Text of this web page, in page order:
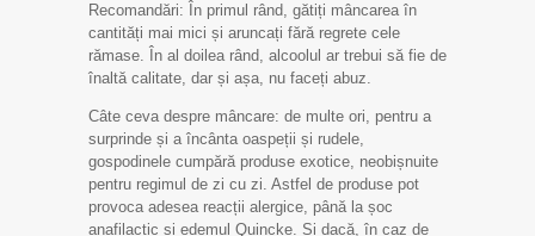
Recomandări: În primul rând, gătiți mâncarea în
cantități mai mici și aruncați fără regrete cele
rămase. În al doilea rând, alcoolul ar trebui să fie de
înaltă calitate, dar și așa, nu faceți abuz.
Câte ceva despre mâncare: de multe ori, pentru a
surprinde și a încânta oaspeții și rudele,
gospodinele cumpără produse exotice, neobișnuite
pentru regimul de zi cu zi. Astfel de produse pot
provoca adesea reacții alergice, până la șoc
anafilactic și edemul Quincke. Și dacă, în caz de